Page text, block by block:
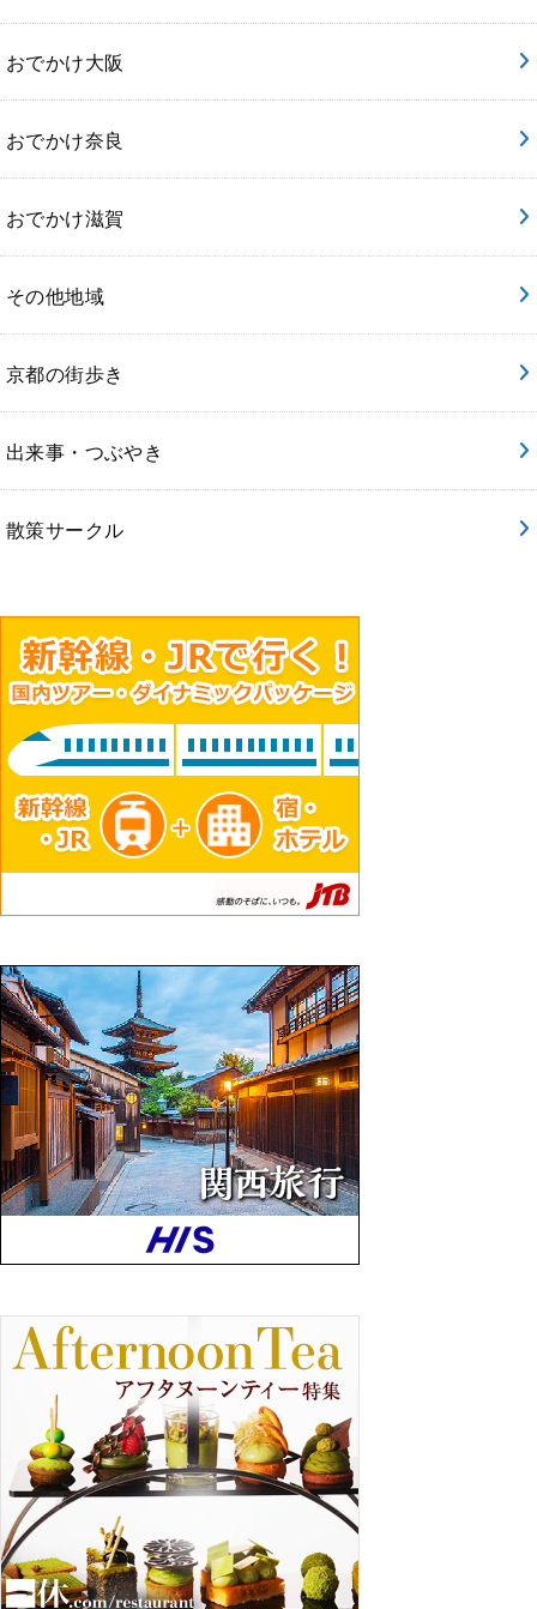
おでかけ大阪
おでかけ奈良
おでかけ滋賀
その他地域
京都の街歩き
出来事・つぶやき
散策サークル